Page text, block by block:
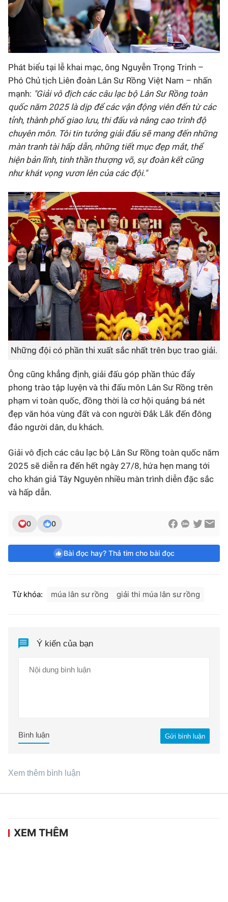
Phát biểu tại lễ khai mạc, ông Nguyễn Trọng Trinh –
Phó Chủ tịch Liên đoàn Lân Sư Rồng Việt Nam – nhấn
mạnh: "Giải vô địch các câu lạc bộ Lân Sư Rồng toàn
quốc năm 2025 là dịp để các vận động viên đến từ các
tỉnh, thành phố giao lưu, thi đấu và nâng cao trình độ
chuyên môn. Tôi tin tưởng giải đấu sẽ mang đến những
màn tranh tài hấp dẫn, những tiết mục đẹp mắt, thể
hiện bản lĩnh, tinh thần thượng võ, sự đoàn kết cũng
như khát vọng vươn lên của các đội."
Những đội có phần thi xuất sắc nhất trên bục trao giải.
Ông cũng khẳng định, giải đấu góp phần thúc đẩy
phong trào tập luyện và thi đấu môn Lân Sư Rồng trên
phạm vi toàn quốc, đồng thời là cơ hội quảng bá nét
đẹp văn hóa vùng đất và con người Đắk Lắk đến đông
đảo người dân, du khách.
Giải vô địch các câu lạc bộ Lân Sư Rồng toàn quốc năm
2025 sẽ diễn ra đến hết ngày 27/8, hứa hẹn mang tới
cho khán giả Tây Nguyên nhiều màn trình diễn đặc sắc
và hấp dẫn.
0 0
Bài đọc hay? Thả tim cho bài đọc
Từ khóa: múa lân sư rồng giải thi múa lân sư rồng
Ý kiến của bạn
Gửi bình luận
Bình luận
Xem thêm bình luận
XEM THÊM